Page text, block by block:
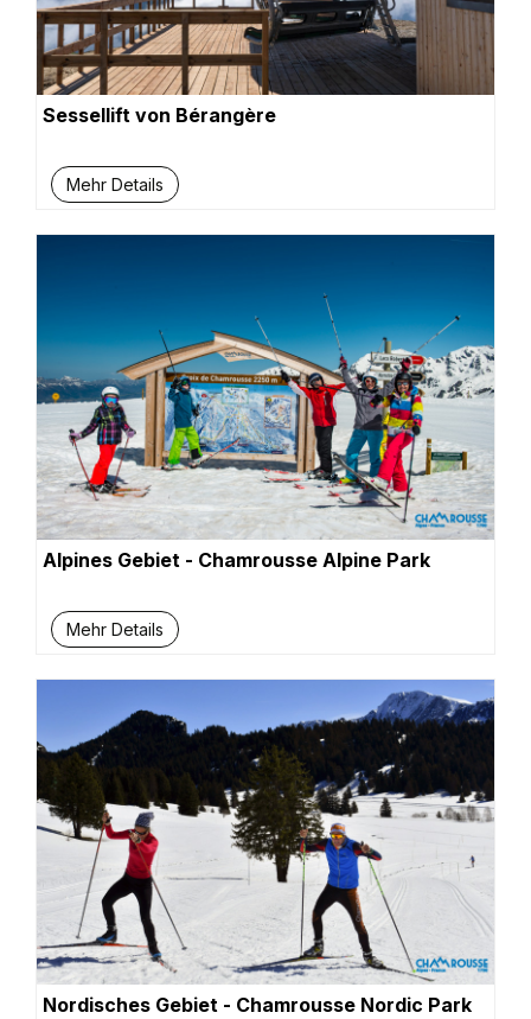
Sessellift von Bérangère
Mehr Details
Alpines Gebiet - Chamrousse Alpine Park
Mehr Details
Nordisches Gebiet - Chamrousse Nordic Park